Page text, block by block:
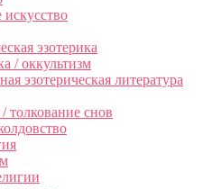
искусство
эзотерика
/ оккультизм
эзотерическая литература
толкование снов